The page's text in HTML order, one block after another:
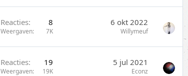
Reacties 8
Weergaven 7K
6 okt 2022
Willymeuf
Reacties 19
Weergaven 19K
5 jul 2021
Econz